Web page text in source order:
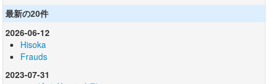
最新の20件
2026-06-12
Hisoka
Frauds
2023-07-31